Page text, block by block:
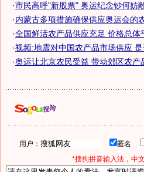
·市民高呼"新股票" 奥运纪念钞何妨
·内蒙古多项措施确保供应奥运会的
·全国鲜活农产品供应充足 价格总体
·视频:地震对中国农产品市场供应
·奥运让北京农民受益 带动郊区农产
用户： 匿名
*搜狗拼音输入法，中